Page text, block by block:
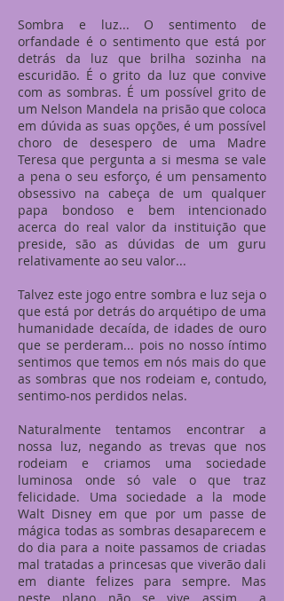
Sombra e luz... O sentimento de
orfandade é o sentimento que está por
detrás da luz que brilha sozinha na
escuridão. É o grito da luz que convive
com as sombras. É um possível grito de
um Nelson Mandela na prisão que coloca
em dúvida as suas opções, é um possível
choro de desespero de uma Madre
Teresa que pergunta a si mesma se vale
a pena o seu esforço, é um pensamento
obsessivo na cabeça de um qualquer
papa bondoso e bem intencionado
acerca do real valor da instituição que
preside, são as dúvidas de um guru
relativamente ao seu valor...
Talvez este jogo entre sombra e luz seja o
que está por detrás do arquétipo de uma
humanidade decaída, de idades de ouro
que se perderam... pois no nosso íntimo
sentimos que temos em nós mais do que
as sombras que nos rodeiam e, contudo,
sentimo-nos perdidos nelas.
Naturalmente tentamos encontrar a
nossa luz, negando as trevas que nos
rodeiam e criamos uma sociedade
luminosa onde só vale o que traz
felicidade. Uma sociedade a la mode
Walt Disney em que por um passe de
mágica todas as sombras desaparecem e
do dia para a noite passamos de criadas
mal tratadas a princesas que viverão dali
em diante felizes para sempre. Mas